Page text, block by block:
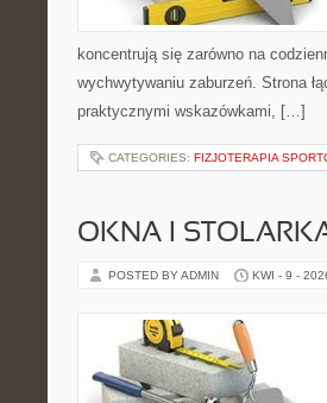
koncentrują się zarówno na
wychwytywaniu zaburzeń. Strona
praktycznymi wskazówkami, […]
CATEGORIES: FIZJOTERAPIA
OKNA I
POSTED BY ADMIN KWI - 9 -